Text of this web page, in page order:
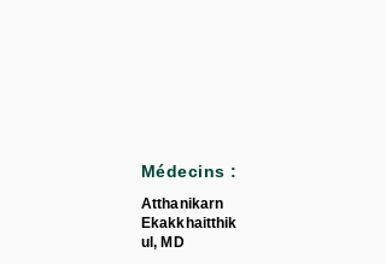
Médecins :
Atthanikarn
Ekakkhaitthik
ul, MD